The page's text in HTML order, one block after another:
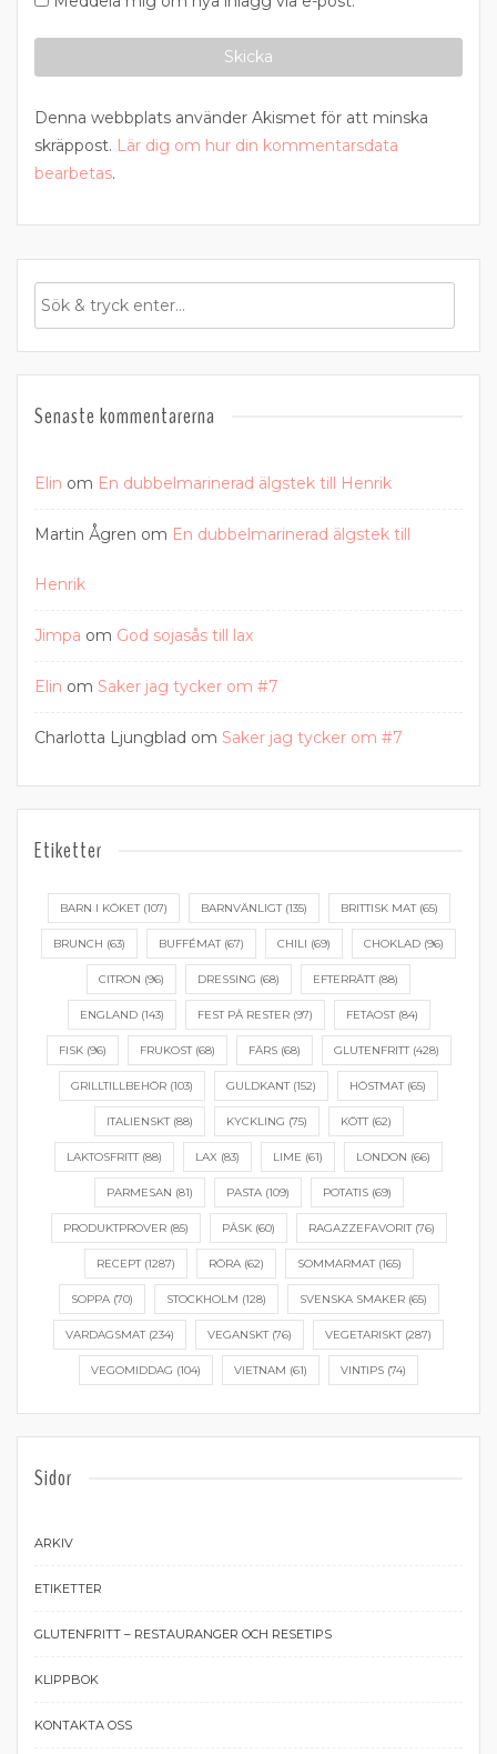
Denna webbplats använder Akismet för att minska
skräppost. Lär dig om hur din kommentarsdata
bearbetas.
Senaste kommentarerna
Elin om En dubbelmarinerad älgstek till Henrik
Martin Ågren om En dubbelmarinerad älgstek till
Henrik
Jimpa om God sojasås till lax
Elin om Saker jag tycker om #7
Charlotta Ljungblad om Saker jag tycker om #7
Etiketter
BARN I KÖKET(107) BARNVÄNLIGT(135) BRITTISK MAT(65)
BRUNCH (63) BUFFÉMAT(67) CHILI (69) CHOKLAD (96)
CITRON (96) DRESSING (68) EFTERRÄTT(88)
ENGLAND(143) FEST PÅ RESTER(97) FETAOST(84)
FISK(96) FRUKOST(68) FÄRS(68) GLUTENFRITT(428)
GRILLTILLBEHÖR (103) GULDKANT(152) HÖSTMAT(65)
ITALIENSKT(88) KYCKLING (75) KÖTT(62)
LAKTOSFRITT(88) LAX (83) LIME (61) LONDON (66)
PARMESAN (81) PASTA(109) POTATIS(69)
PRODUKTPROVER(85) PÅSK(60) RAGAZZEFAVORIT(76)
RECEPT(1287) RÖRA(62) SOMMARMAT(165)
SOPPA(70) STOCKHOLM (128) SVENSKA SMAKER(65)
VARDAGSMAT(234) VEGANSKT(76) VEGETARISKT(287)
VEGOMIDDAG (104) VIETNAM (61) VINTIPS (74)
Sidor
ARKIV
ETIKETTER
GLUTENFRITT – RESTAURANGER OCH RESETIPS
KLIPPBOK
KONTAKTA OSS